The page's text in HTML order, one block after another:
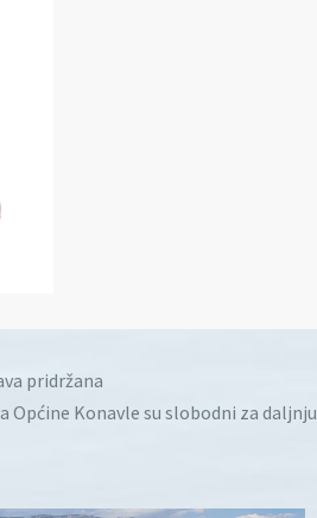
pridržana
Konavle su slobodni za daljnju